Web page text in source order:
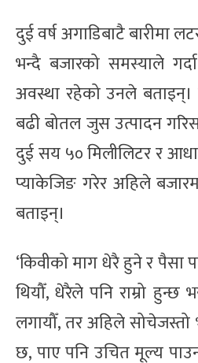
दुई वर्ष अगाडिबाटै बारीमा
भन्दै बजारको समस्याले
अवस्था रहेको उनले बताइन्।
बढी बोतल जुस उत्पादन
दुई सय ५० मिलीलिटर र
प्याकेजिङ गरेर अहिले
बताइन्।
‘किवीको माग धेरै हुने र पैसा
थियौँ, धेरैले पनि राम्रो हुन्छ
लगायौँ, तर अहिले सोचेजस्तो
छ, पाए पनि उचित मूल्य